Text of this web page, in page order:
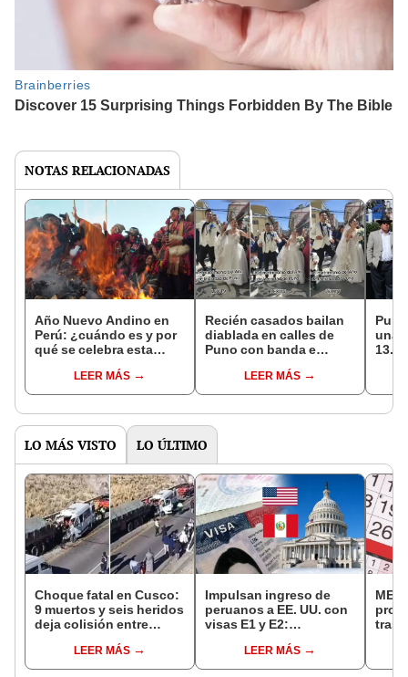
NOTAS RELACIONADAS
Año Nuevo Andino en
Perú: ¿cuándo es y por
qué se celebra esta
LEER MÁS
Recién casados bailan
diablada en calles de
Puno con banda e
estilo de la Candelaria”
LEER MÁS
una
LO MÁS VISTO LO ÚLTIMO
Choque fatal en Cusco:
9 muertos y seis heridos
deja colisión entre
EspinarLEER MÁS
Impulsan ingreso de
peruanos a EE. UU. con
visas E1 y E2:
pymes serían los más
beneficiados
LEER MÁS
MEF